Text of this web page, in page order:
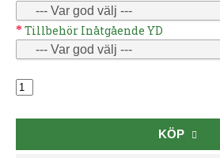
Tillbehör Inåtgående YD
KÖP